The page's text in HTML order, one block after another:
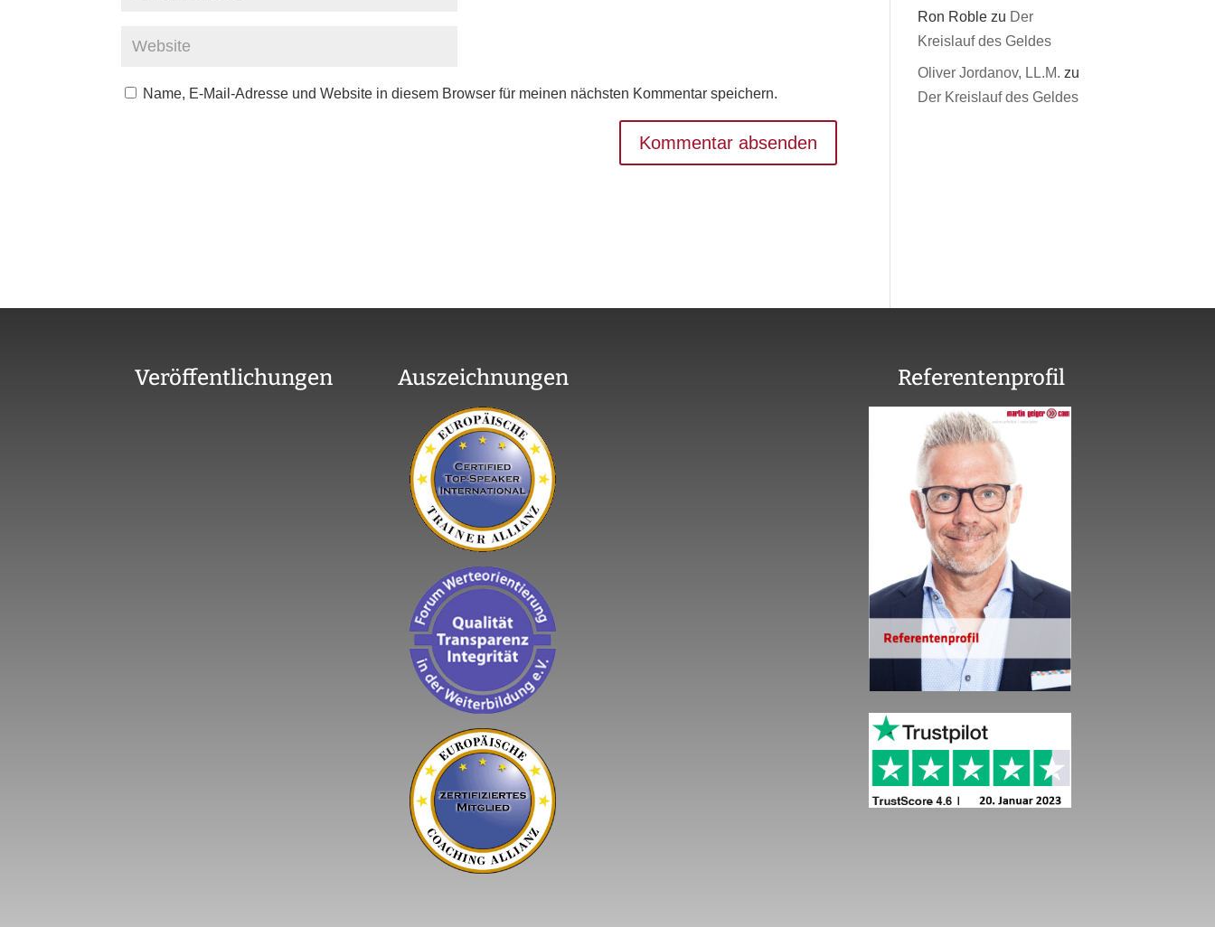
Name, E-Mail-Adresse und Website in diesem Browser für meinen nächsten Kommentar speichern.
Ron Roble zu Der
Kreislauf des Geldes
Oliver Jordanov, LL.M. zu
Der Kreislauf des Geldes
Veröffentlichungen Auszeichnungen Referentenprofil